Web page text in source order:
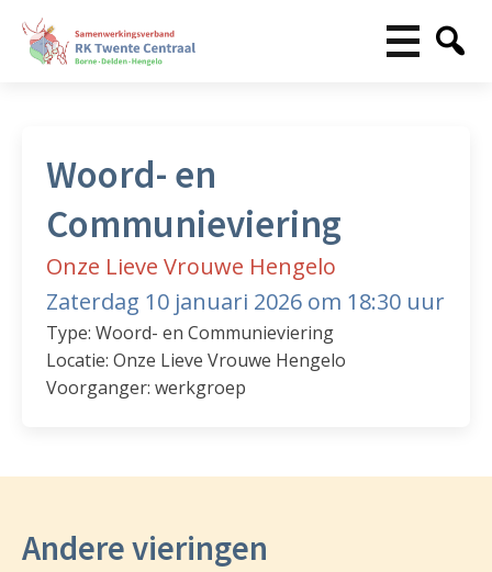
Woord- en
Communieviering
Onze Lieve Vrouwe Hengelo
Zaterdag 10 januari 2026 om 18:30 uur
Type: Woord- en Communieviering
Locatie: Onze Lieve Vrouwe Hengelo
Voorganger: werkgroep
Andere vieringen